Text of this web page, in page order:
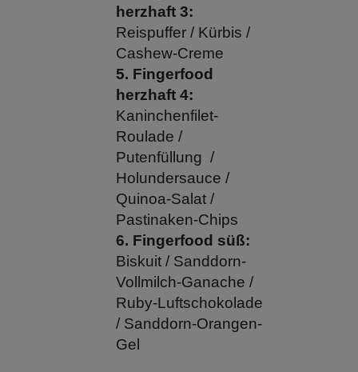
herzhaft 3:
Reispuffer / Kürbis /
Cashew-Creme
5. Fingerfood
herzhaft 4:
Kaninchenfilet-
Roulade /
Putenfüllung /
Holundersauce /
Quinoa-Salat /
Pastinaken-Chips
6. Fingerfood süß:
Biskuit / Sanddorn-
Vollmilch-Ganache /
Ruby-Luftschokolade
/ Sanddorn-Orangen-
Gel